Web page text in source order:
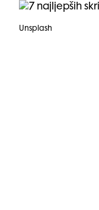
Unsplash